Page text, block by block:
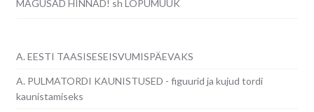
MAGUSAD HINNAD! sh LÕPUMÜÜK
A. EESTI TAASISESEISVUMISPÄEVAKS
A. PULMATORDI KAUNISTUSED - figuurid ja kujud tordi
kaunistamiseks